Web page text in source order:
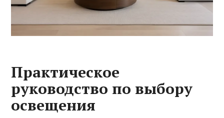
Практическое
руководство по выбору
освещения